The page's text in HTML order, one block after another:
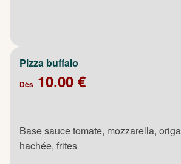
Pizza buffalo
Dès 10.00 €
Base sauce tomate, mozzarella,
hachée, frites